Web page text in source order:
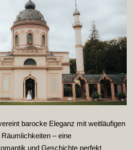
barocke Eleganz mit weitläufigen
– eine
und Geschichte perfekt